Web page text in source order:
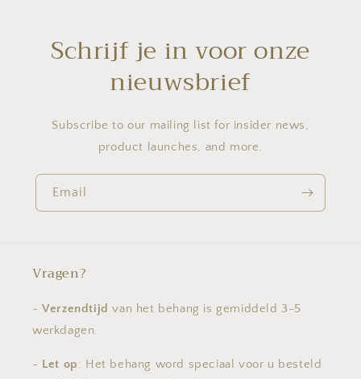
Schrijf je in voor onze
nieuwsbrief
Subscribe to our mailing list for insider news,
product launches, and more.
Email
Vragen?
-Verzendtijd van het behang is gemiddeld 3-5
werkdagen.
- Let op: Het behang word speciaal voor u besteld